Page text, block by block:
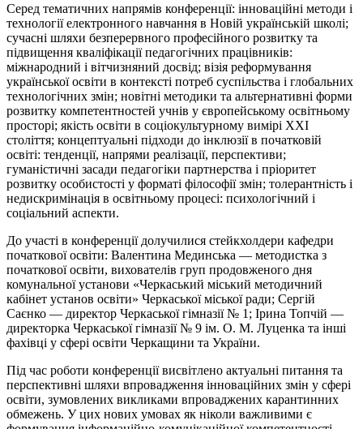
Серед тематичних напрямів конференції: інноваційні методи і
технології електронного навчання в Новій українській школі;
сучасні шляхи безперервного професійного розвитку та
підвищення кваліфікації педагогічних працівників:
міжнародний і вітчизняний досвід; візія реформування
української освіти в контексті потреб суспільства і глобальних
технологічних змін; новітні методики та альтернативні форми
розвитку компетентностей учнів у європейському освітньому
просторі; якість освіти в соціокультурному вимірі ХХІ
століття; концептуальні підходи до інклюзії в початковій
освіті: тенденції, напрями реалізації, перспективи;
гуманістичні засади педагогіки партнерства і пріоритет
розвитку особистості у форматі філософії змін; толерантність і
недискримінація в освітньому процесі: психологічний і
соціальний аспекти.
До участі в конференції долучилися стейкхолдери кафедри
початкової освіти: Валентина Мединська — методистка з
початкової освіти, вихователів груп продовженого дня
комунальної установи «Черкаський міський методичний
кабінет установ освіти» Черкаської міської ради; Сергій
Саєнко — директор Черкаської гімназії № 1; Ірина Топчій —
директорка Черкаської гімназії № 9 ім. О. М. Луценка та інші
фахівці у сфері освіти Черкащини та України.
Під час роботи конференції висвітлено актуальні питання та
перспективні шляхи впровадження інноваційних змін у сфері
освіти, зумовлених викликами впроваджених карантинних
обмежень. У цих нових умовах як ніколи важливими є